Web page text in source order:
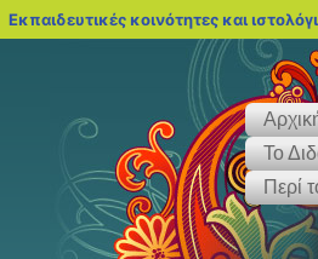
Το
Περί
Εκπαιδευτικές κοινότητες και